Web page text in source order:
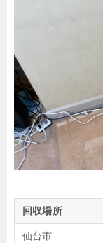
回収場所
仙台市